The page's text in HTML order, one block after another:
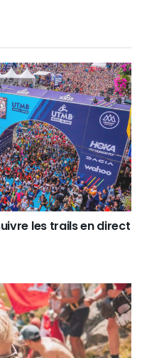
les trails en direct